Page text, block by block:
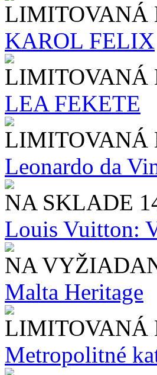
LIMITOVANÁ
KAROL FELIX
LIMITOVANÁ
LEA FEKETE
LIMITOVANÁ
Leonardo da
NA SKLADE
Louis Vuitton:
NA
Malta Heritage
LIMITOVANÁ
Metropolitné